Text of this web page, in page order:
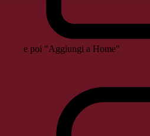
e poi "Aggiungi a Home"